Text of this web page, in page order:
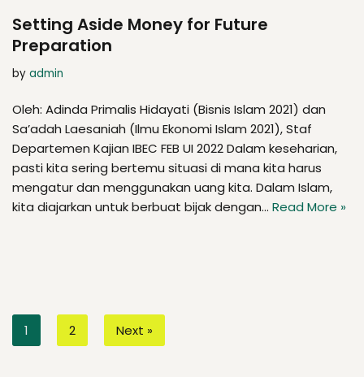
Setting Aside Money for Future
Preparation
by admin
Oleh: Adinda Primalis Hidayati (Bisnis Islam 2021) dan
Sa’adah Laesaniah (Ilmu Ekonomi Islam 2021), Staf
Departemen Kajian IBEC FEB UI 2022 Dalam keseharian,
pasti kita sering bertemu situasi di mana kita harus
mengatur dan menggunakan uang kita. Dalam Islam,
kita diajarkan untuk berbuat bijak dengan… Read More »
1 2 Next »